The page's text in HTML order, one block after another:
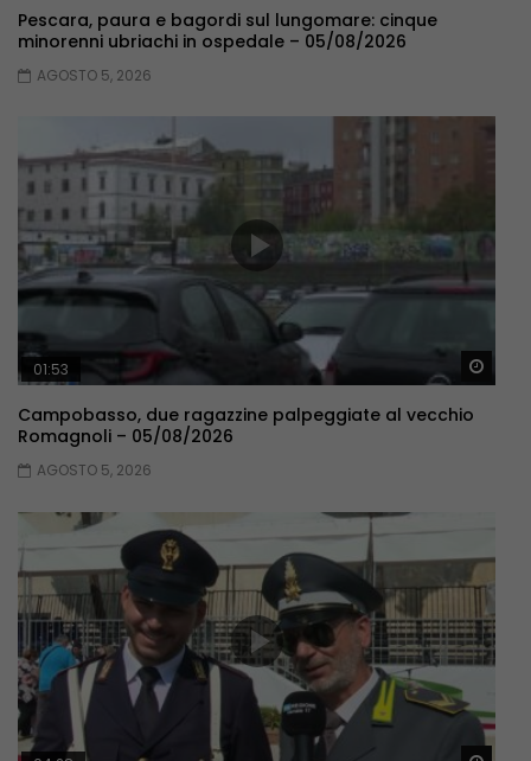
Pescara, paura e bagordi sul lungomare: cinque
minorenni ubriachi in ospedale – 05/08/2026
AGOSTO 5, 2026
01:53
Campobasso, due ragazzine palpeggiate al vecchio
Romagnoli – 05/08/2026
AGOSTO 5, 2026